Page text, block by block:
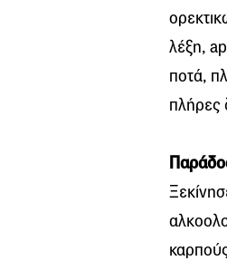
λέξη,
ποτά,
πλήρες